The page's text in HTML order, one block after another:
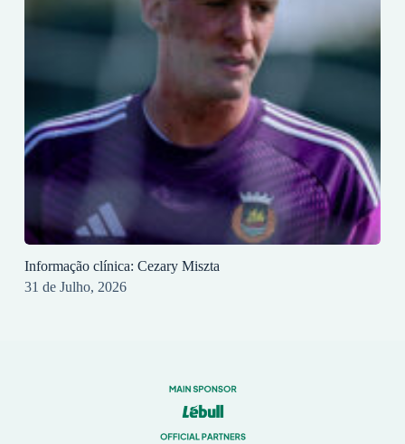
Informação clínica: Cezary Miszta
31 de Julho, 2026